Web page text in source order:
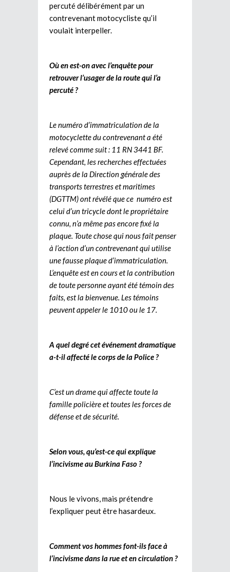
percuté délibérément par un
contrevenant motocycliste qu’il
voulait interpeller.
Où en est-on avec l’enquête pour
retrouver l’usager de la route qui l’a
percuté ?
Le numéro d’immatriculation de la
motocyclette du contrevenant a été
relevé comme suit : 11 RN 3441 BF.
Cependant, les recherches effectuées
auprès de la Direction générale des
transports terrestres et maritimes
(DGTTM) ont révélé que ce numéro est
celui d’un tricycle dont le propriétaire
connu, n’a même pas encore fixé la
plaque. Toute chose qui nous fait penser
à l’action d’un contrevenant qui utilise
une fausse plaque d’immatriculation.
L’enquête est en cours et la contribution
de toute personne ayant été témoin des
faits, est la bienvenue. Les témoins
peuvent appeler le 1010 ou le 17.
A quel degré cet événement dramatique
a-t-il affecté le corps de la Police ?
C’est un drame qui affecte toute la
famille policière et toutes les forces de
défense et de sécurité.
Selon vous, qu’est-ce qui explique
l’incivisme au Burkina Faso ?
Nous le vivons, mais prétendre
l’expliquer peut être hasardeux.
Comment vos hommes font-ils face à
l’incivisme dans la rue et en circulation ?